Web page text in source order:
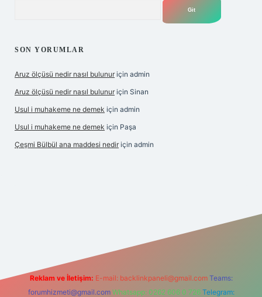
SON YORUMLAR
Aruz ölçüsü nedir nasıl bulunur için admin
Aruz ölçüsü nedir nasıl bulunur için Sinan
Usul i muhakeme ne demek için admin
Usul i muhakeme ne demek için Paşa
Çeşmi Bülbül ana maddesi nedir için admin
Reklam ve İletişim: E-mail: backlinkpaneli@gmail.com Teams:
forumhizmeti@gmail.com Whatsapp: 0262 606 0 726 Telegram: